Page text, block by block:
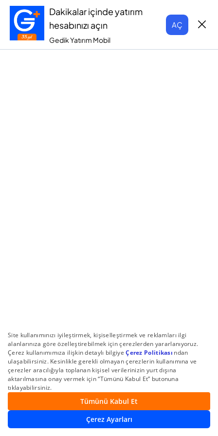
Dakikalar içinde yatırım
hesabınızı açın
Gedik Yatırım Mobil
AÇ